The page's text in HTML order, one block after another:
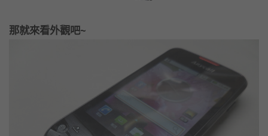
那就來看外觀吧~